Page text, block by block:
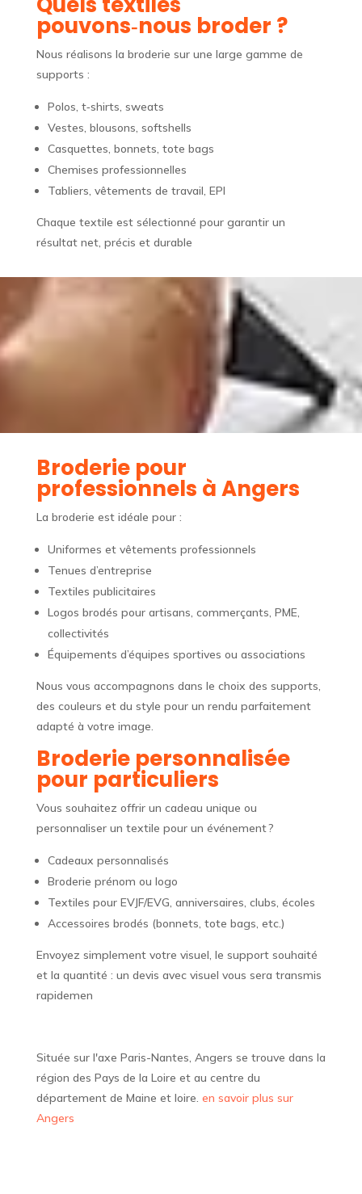
pouvons‑nous broder ?
Nous réalisons la broderie sur une large gamme de
supports :
Polos, t‑shirts, sweats
Vestes, blousons, softshells
Casquettes, bonnets, tote bags
Chemises professionnelles
Tabliers, vêtements de travail, EPI
Chaque textile est sélectionné pour garantir un
résultat net, précis et durable
Broderie pour
professionnels à Angers
La broderie est idéale pour :
Uniformes et vêtements professionnels
Tenues d’entreprise
Textiles publicitaires
Logos brodés pour artisans, commerçants, PME,
collectivités
Équipements d’équipes sportives ou associations
Nous vous accompagnons dans le choix des supports,
des couleurs et du style pour un rendu parfaitement
adapté à votre image.
Broderie personnalisée
pour particuliers
Vous souhaitez offrir un cadeau unique ou
personnaliser un textile pour un événement ?
Cadeaux personnalisés
Broderie prénom ou logo
Textiles pour EVJF/EVG, anniversaires, clubs, écoles
Accessoires brodés (bonnets, tote bags, etc.)
Envoyez simplement votre visuel, le support souhaité
et la quantité : un devis avec visuel vous sera transmis
rapidemen
Située sur l'axe Paris-Nantes, Angers se trouve dans la
région des Pays de la Loire et au centre du
département de Maine et loire. en savoir plus sur
Angers